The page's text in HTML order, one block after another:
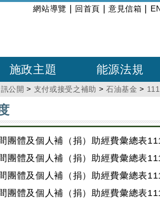
:::
網站導覽 回首頁 意見信箱
施政主題 能源法規
公開 > 支付或接受之補助 >石油基金 >
團體及個人補（捐）助經費彙總表
團體及個人補（捐）助經費彙總表
團體及個人補（捐）助經費彙總表
團體及個人補（捐）助經費彙總表